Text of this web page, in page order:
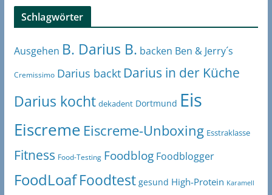
Schlagwörter
Ausgehen B. Darius B. backen Ben & Jerry´s
Cremissimo Darius backt Darius in der Küche
Darius kocht dekadent Dortmund Eis
Eiscreme Eiscreme-Unboxing Esstraklasse
Fitness Food-Testing Foodblog Foodblogger
FoodLoaf Foodtest gesund High-Protein Karamell